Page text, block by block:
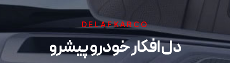
DELAFKARCO
دل افکار خودرو پیشرو